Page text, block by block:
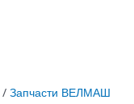
/ Запчасти ВЕЛМАШ